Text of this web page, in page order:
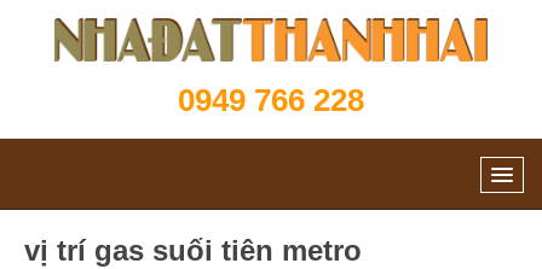
0949 766 228
vị trí gas suối tiên metro